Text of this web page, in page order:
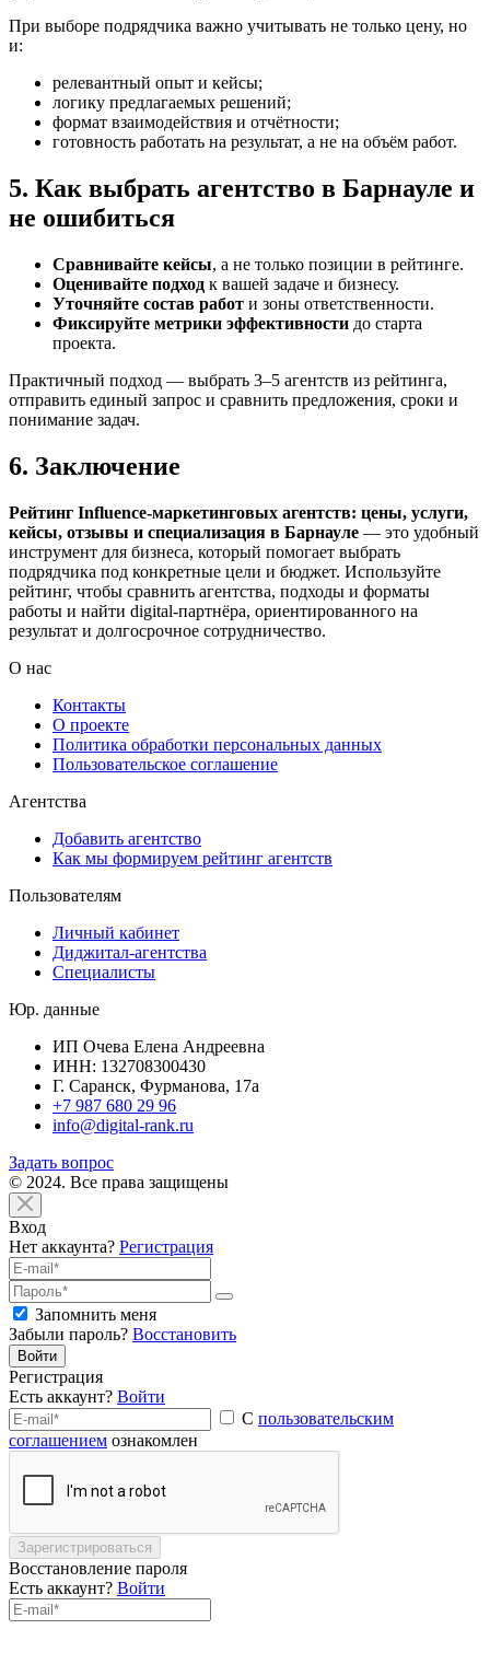
При выборе подрядчика важно учитывать не только цену, но
и:
релевантный опыт и кейсы;
логику предлагаемых решений;
формат взаимодействия и отчётности;
готовность работать на результат, а не на объём работ.
5. Как выбрать агентство в Барнауле и
не ошибиться
Сравнивайте кейсы, а не только позиции в рейтинге.
Оценивайте подход к вашей задаче и бизнесу.
Уточняйте состав работ и зоны ответственности.
Фиксируйте метрики эффективности до старта
проекта.
Практичный подход — выбрать 3–5 агентств из рейтинга,
отправить единый запрос и сравнить предложения, сроки и
понимание задач.
6. Заключение
Рейтинг Influence-маркетинговых агентств: цены, услуги,
кейсы, отзывы и специализация в Барнауле — это удобный
инструмент для бизнеса, который помогает выбрать
подрядчика под конкретные цели и бюджет. Используйте
рейтинг, чтобы сравнить агентства, подходы и форматы
работы и найти digital-партнёра, ориентированного на
результат и долгосрочное сотрудничество.
О нас
Контакты
О проекте
Политика обработки персональных данных
Пользовательское соглашение
Агентства
Добавить агентство
Как мы формируем рейтинг агентств
Пользователям
Личный кабинет
Диджитал-агентства
Специалисты
Юр. данные
ИП Очева Елена Андреевна
ИНН: 132708300430
Г. Саранск, Фурманова, 17а
+7 987 680 29 96
info@digital-rank.ru
Задать вопрос
© 2024. Все права защищены
Вход
Нет аккаунта? Регистрация
Запомнить меня
Забыли пароль? Восстановить
Войти
Регистрация
Есть аккаунт? Войти
С пользовательским
соглашением ознакомлен
Зарегистрироваться
Восстановление пароля
Есть аккаунт? Войти